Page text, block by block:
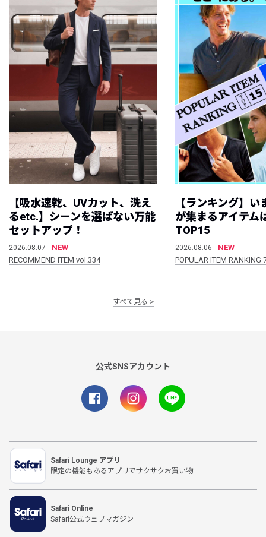
【吸水速乾、UVカット、洗え
るetc.】シーンを選ばない万能
セットアップ！
2026.08.07
NEW
RECOMMEND ITEM vol.334
【ランキング】
が集まるアイテム
TOP15
2026.08.06
NEW
POPULAR ITEM
すべて見る
公式SNSアカウント
Safari Lounge アプリ
限定の機能もあるアプリでサクサクお買い物
Safari Online
Safari公式ウェブマガジン